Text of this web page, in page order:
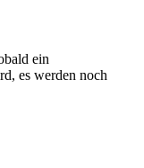
ein
es werden noch